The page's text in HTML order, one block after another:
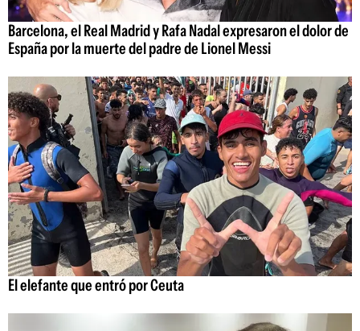
Barcelona, el Real Madrid y Rafa Nadal expresaron el dolor de
España por la muerte del padre de Lionel Messi
El elefante que entró por Ceuta